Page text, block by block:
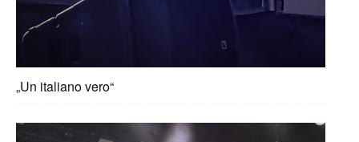
„Un italiano vero“